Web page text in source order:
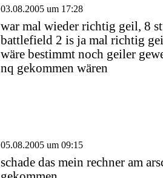
03.08.2005 um 17:28
war mal wieder richtig geil, 8
battlefield 2 is ja mal richtig
wäre bestimmt noch geiler
nq gekommen wären
05.08.2005 um 09:15
schade das mein rechner am